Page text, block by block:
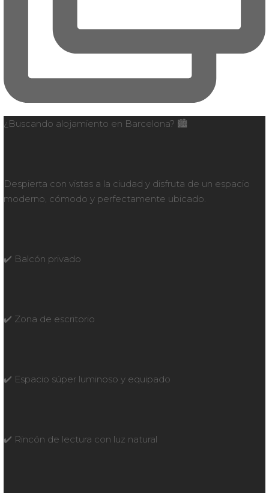
¿Buscando alojamiento en Barcelona? 🏙️
Despierta con vistas a la ciudad y disfruta de un espacio
moderno, cómodo y perfectamente ubicado.
✔️ Balcón privado
✔️ Zona de escritorio
✔️ Espacio súper luminoso y equipado
✔️ Rincón de lectura con luz natural